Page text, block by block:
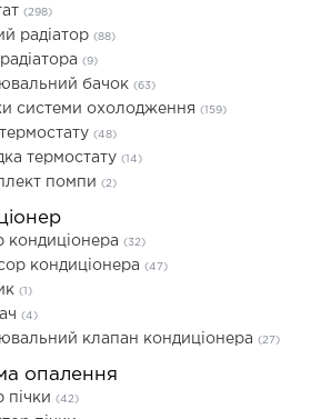
(298)
радіатор (88)
(9)
бачок (63)
системи охолодження (159)
(48)
термостату (14)
помпи (2)
кондиціонера (32)
кондиціонера (47)
(1)
(4)
клапан кондиціонера (27)
опалення
пічки (42)